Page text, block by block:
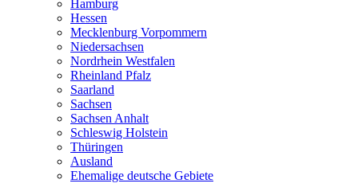
Hamburg
Hessen
Mecklenburg Vorpommern
Niedersachsen
Nordrhein Westfalen
Rheinland Pfalz
Saarland
Sachsen
Sachsen Anhalt
Schleswig Holstein
Thüringen
Ausland
Ehemalige deutsche Gebiete